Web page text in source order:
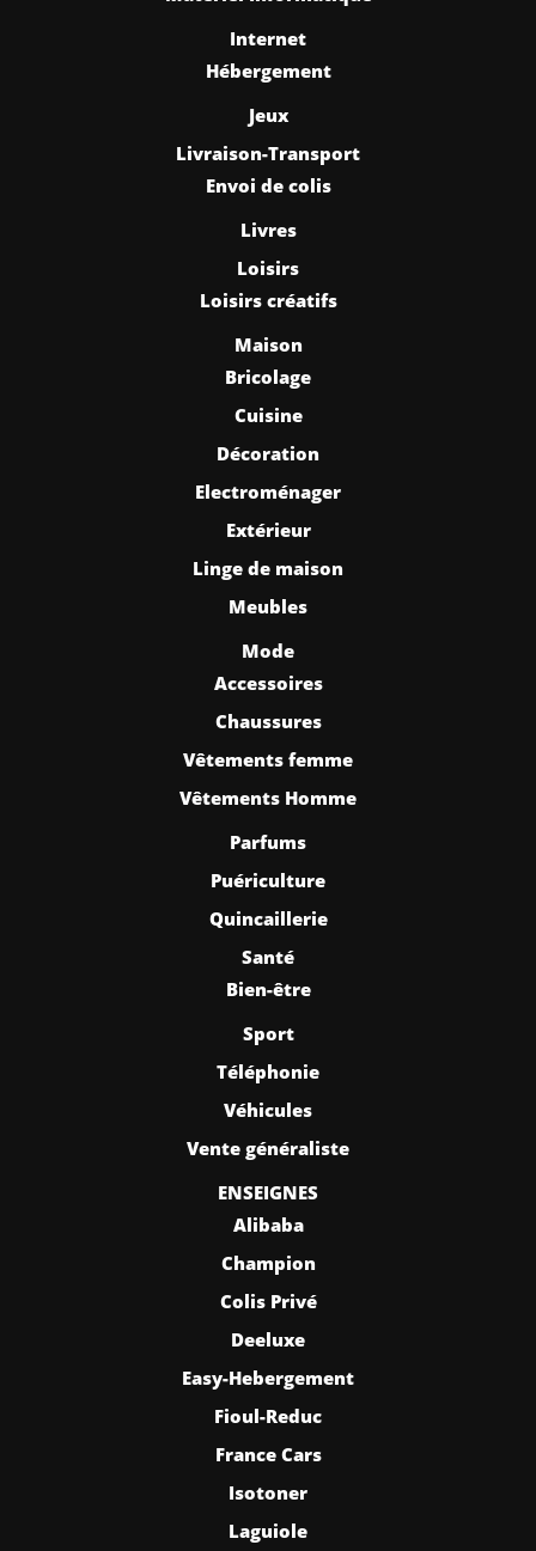
Internet
Hébergement
Jeux
Livraison-Transport
Envoi de colis
Livres
Loisirs
Loisirs créatifs
Maison
Bricolage
Cuisine
Décoration
Electroménager
Extérieur
Linge de maison
Meubles
Mode
Accessoires
Chaussures
Vêtements femme
Vêtements Homme
Parfums
Puériculture
Quincaillerie
Santé
Bien-être
Sport
Téléphonie
Véhicules
Vente généraliste
ENSEIGNES
Alibaba
Champion
Colis Privé
Deeluxe
Easy-Hebergement
Fioul-Reduc
France Cars
Isotoner
Laguiole